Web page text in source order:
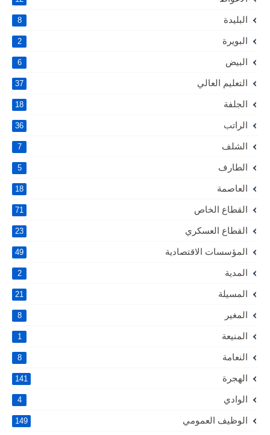
البليدة 8
البويرة 2
البيض 6
التعليم العالي 37
الجلفة 18
الراتب 36
الشلف 7
الطارف 5
العاصمة 18
القطاع الخاص 71
القطاع العسكري 23
المؤسسات الاقتصادية 49
المدية 2
المسيلة 21
المغير 8
المنيعة 1
النعامة 8
الهجرة 141
الوادي 4
الوظيف العمومي 149